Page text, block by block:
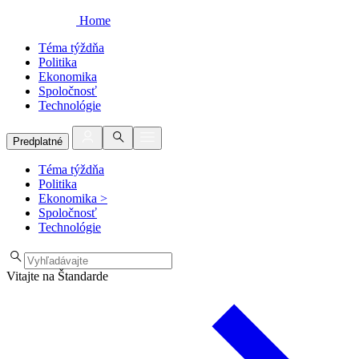
Home
Téma týždňa
Politika
Ekonomika
Spoločnosť
Technológie
Predplatné
Téma týždňa
Politika
Ekonomika >
Spoločnosť
Technológie
Vitajte na Štandarde